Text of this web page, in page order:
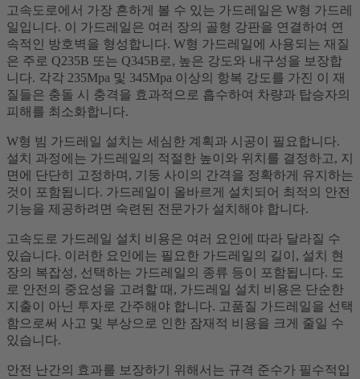
고속도로에서 가장 흔하게 볼 수 있는 가드레일은 W형 가드레
일입니다. 이 가드레일은 여러 장의 골형 강판을 연결하여 연
속적인 방호벽을 형성합니다. W형 가드레일에 사용되는 재질
은 주로 Q235B 또는 Q345B로, 높은 강도와 ​​내구성을 보장합
니다. 각각 235Mpa 및 345Mpa 이상의 항복 강도를 가진 이 재
질들은 충돌 시 충격을 효과적으로 흡수하여 차량과 탑승자의
피해를 최소화합니다.
W형 빔 가드레일 설치는 세심한 계획과 시공이 필요합니다.
설치 과정에는 가드레일의 적절한 높이와 위치를 결정하고, 지
면에 단단히 고정하며, 기둥 사이의 간격을 정확하게 유지하는
것이 포함됩니다. 가드레일이 올바르게 설치되어 최적의 안전
기능을 제공하려면 숙련된 전문가가 설치해야 합니다.
고속도로 가드레일 설치 비용은 여러 요인에 따라 달라질 수
있습니다. 이러한 요인에는 필요한 가드레일의 길이, 설치 현
장의 복잡성, 선택하는 가드레일의 종류 등이 포함됩니다. 도
로 안전의 중요성을 고려할 때, 가드레일 설치 비용은 단순한
지출이 아닌 투자로 간주해야 합니다. 고품질 가드레일을 선택
함으로써 사고 및 부상으로 인한 잠재적 비용을 크게 줄일 수
있습니다.
안전 난간의 효과를 보장하기 위해서는 규격 준수가 필수적입